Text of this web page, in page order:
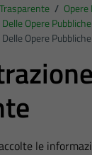
/ Opere
Opere Pubbliche
Opere Pubbliche
le